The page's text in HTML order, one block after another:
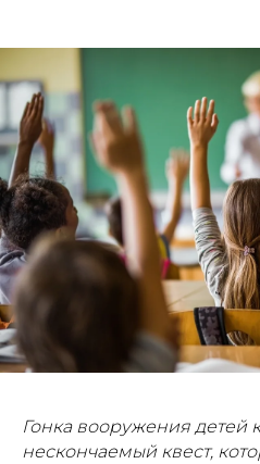
Гонка вооружения детей
нескончаемый квест,